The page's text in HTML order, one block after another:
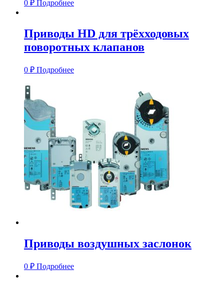
0 ₽ Подробнее
Приводы HD для трёхходовых
поворотных клапанов
0 ₽ Подробнее
Приводы воздушных заслонок
0 ₽ Подробнее